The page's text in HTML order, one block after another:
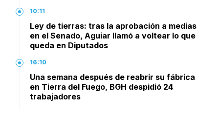
10:11
Ley de tierras: tras la aprobación a medias
en el Senado, Aguiar llamó a voltear lo que
queda en Diputados
16:10
Una semana después de reabrir su fábrica
en Tierra del Fuego, BGH despidió 24
trabajadores